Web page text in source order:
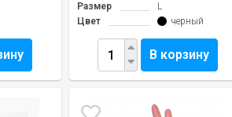
Размер
L
Цвет
черный
В корзину